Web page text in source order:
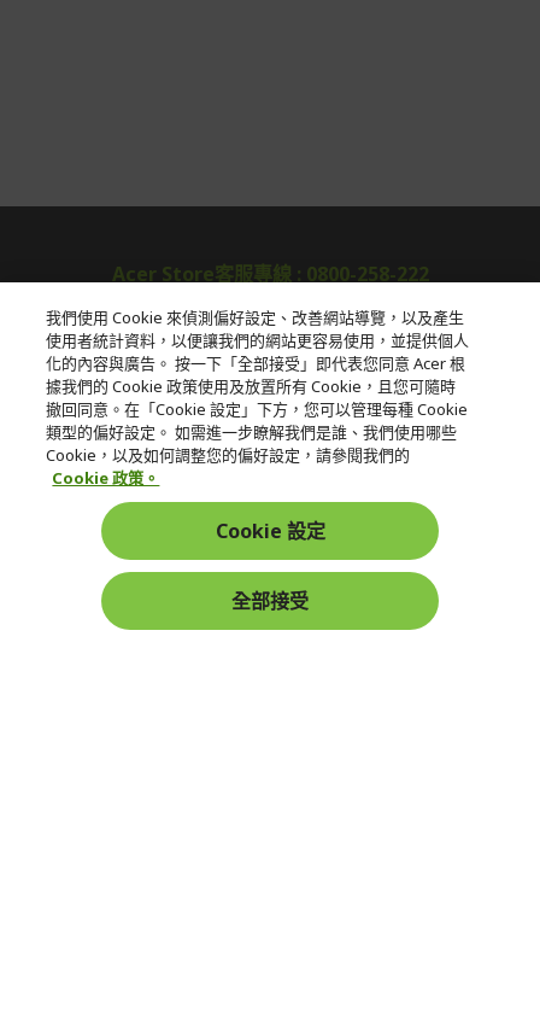
Acer Store客服專線 : 0800-258-222
關於宏碁
服務
宏碁網路商城
在社群上追蹤 Acer
我們使用 Cookie 來偵測偏好設定、改善網站導覽，以及產生
使用者統計資料，以便讓我們的網站更容易使用，並提供個人
化的內容與廣告。 按一下「全部接受」即代表您同意 Acer 根
據我們的 Cookie 政策使用及放置所有 Cookie，且您可隨時
撤回同意。在「Cookie 設定」下方，您可以管理每種 Cookie
類型的偏好設定。 如需進一步瞭解我們是誰、我們使用哪些
Cookie，以及如何調整您的偏好設定，請參閱我們的
Cookie 政策。
Cookie 設定
全部接受